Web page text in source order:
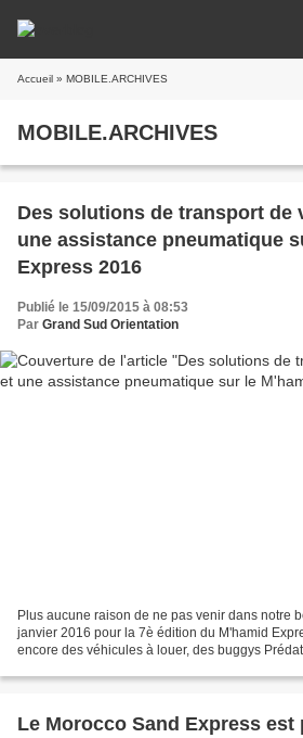
Accueil » MOBILE.ARCHIVES
MOBILE.ARCHIVES
Des solutions de transport de
une assistance pneumatique
Express 2016
Publié le 15/09/2015 à 08:53
Par Grand Sud Orientation
Plus aucune raison de ne pas venir dans notre
janvier 2016 pour la 7è édition du M'hamid
encore des véhicules à louer, des buggys
Le Morocco Sand Express